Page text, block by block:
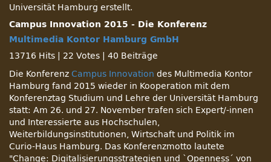
Universität Hamburg erstellt.
Campus Innovation 2015 - Die Konferenz
Multimedia Kontor Hamburg GmbH
13716 Hits
22 Votes
40 Beiträge
Die Konferenz Campus Innovation des Multimedia Kontor
Hamburg fand 2015 wieder in Kooperation mit dem
Konferenztag Studium und Lehre der Universität Hamburg
statt: Am 26. und 27. November trafen sich Expert/-innen
und Interessierte aus Hochschulen,
Weiterbildungsinstitutionen, Wirtschaft und Politik im
Curio-Haus Hamburg. Das Konferenzmotto lautete
Change: Digitalisierungsstrategien und `Openness´ von